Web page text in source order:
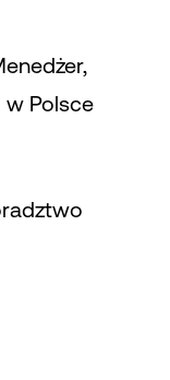
w Polsce